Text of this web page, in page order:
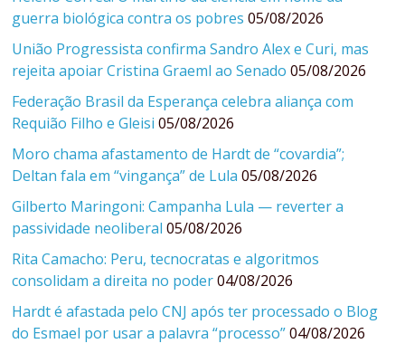
guerra biológica contra os pobres 05/08/2026
União Progressista confirma Sandro Alex e Curi, mas
rejeita apoiar Cristina Graeml ao Senado 05/08/2026
Federação Brasil da Esperança celebra aliança com
Requião Filho e Gleisi 05/08/2026
Moro chama afastamento de Hardt de “covardia”;
Deltan fala em “vingança” de Lula 05/08/2026
Gilberto Maringoni: Campanha Lula — reverter a
passividade neoliberal 05/08/2026
Rita Camacho: Peru, tecnocratas e algoritmos
consolidam a direita no poder 04/08/2026
Hardt é afastada pelo CNJ após ter processado o Blog
do Esmael por usar a palavra “processo” 04/08/2026